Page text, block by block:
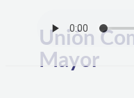
Unión
Mayor